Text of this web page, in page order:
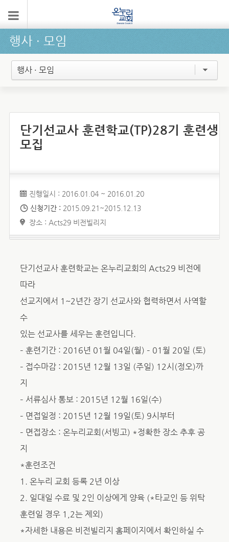
행사 ∙ 모임
행사 · 모임
단기선교사 훈련학교(TP)28기 훈련생
모집
진행일시 : 2016.01.04 ~ 2016.01.20
신청기간 : 2015.09.21~2015.12.13
장소 : Acts29 비전빌리지
단기선교사 훈련학교는 온누리교회의 Acts29 비전에
따라
선교지에서 1~2년간 장기 선교사와 협력하면서 사역할
수
있는 선교사를 세우는 훈련입니다.
– 훈련기간 : 2016년 01월 04일(월) – 01월 20일 (토)
– 접수마감 : 2015년 12월 13일 (주일) 12시(정오)까
지
– 서류심사 통보 : 2015년 12월 16일(수)
– 면접일정 : 2015년 12월 19일(토) 9시부터
– 면접장소 : 온누리교회(서빙고) *정확한 장소 추후 공
지
*훈련조건
​1. 온누리 교회 등록 2년 이상
​2. 일대일 수료 및 2인 이상에게 양육 (*타교인 등 위탁
훈련일 경우 1,2는 제외)
*자세한 내용은 비전빌리지 홈페이지에서 확인하실 수